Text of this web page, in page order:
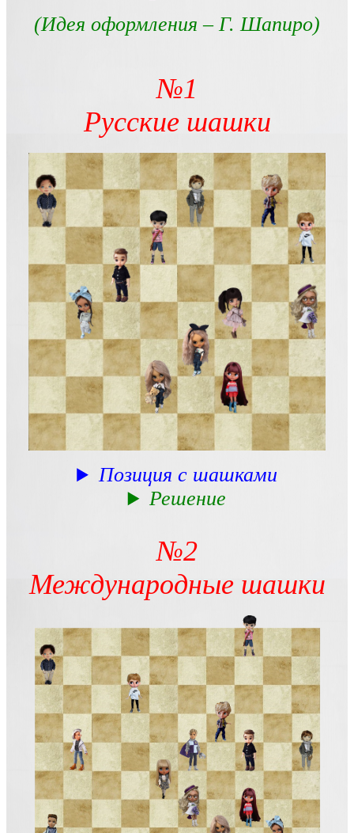
(Идея оформления– Г. Шапиро)
№1
Русские шашки
Позиция с шашками
Решение
№2
Международные шашки